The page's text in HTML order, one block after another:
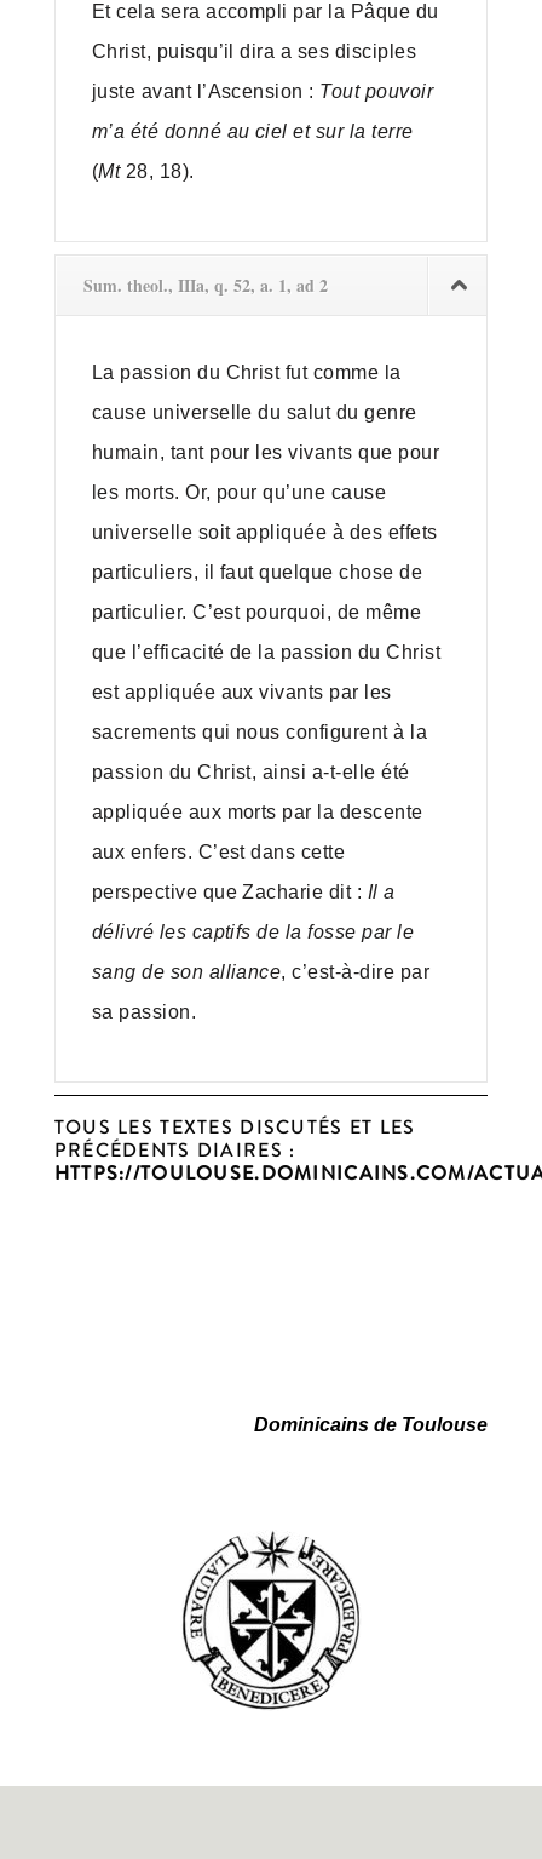
Et cela sera accompli par la Pâque du
Christ, puisqu’il dira a ses disciples
juste avant l’Ascension : Tout pouvoir
m’a été donné au ciel et sur la terre
(Mt28, 18).
Sum. theol., IIIa, q. 52, a. 1, ad 2
La passion du Christ fut comme la
cause universelle du salut du genre
humain, tant pour les vivants que pour
les morts. Or, pour qu’une cause
universelle soit appliquée à des effets
particuliers, il faut quelque chose de
particulier. C’est pourquoi, de même
que l’efficacité de la passion du Christ
est appliquée aux vivants par les
sacrements qui nous configurent à la
passion du Christ, ainsi a-t-elle été
appliquée aux morts par la descente
aux enfers. C’est dans cette
perspective que Zacharie dit : Il a
délivré les captifs de la fosse par le
sang de son alliance, c’est-à-dire par
sa passion.
TOUS LES TEXTES DISCUTÉS ET LES
PRÉCÉDENTS DIAIRES :
HTTPS://TOULOUSE.DOMINICAINS.COM/
Dominicains de Toulouse